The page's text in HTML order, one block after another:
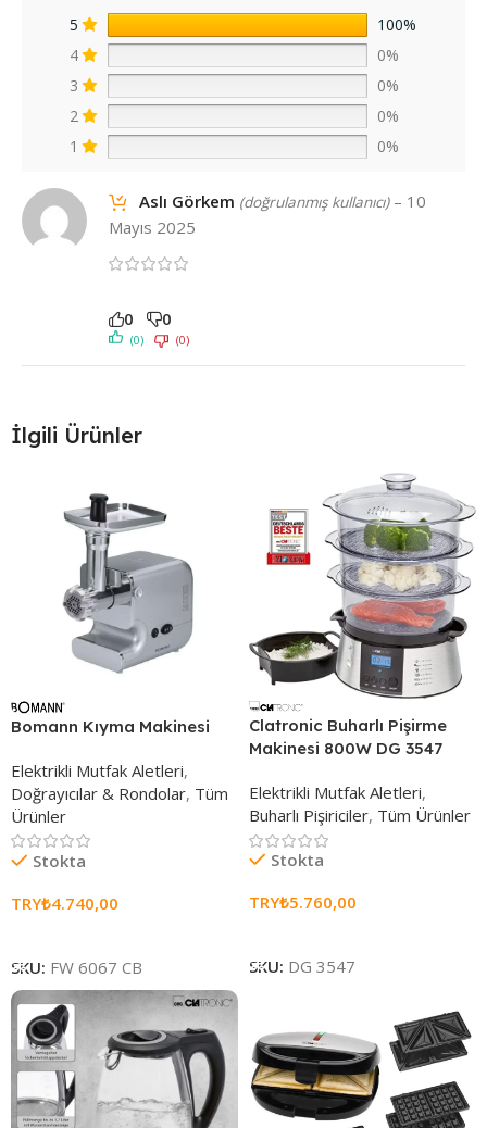
5
100%
4
0%
3
0%
2
0%
1
0%
Aslı Görkem (doğrulanmış kullanıcı) – 10
Mayıs 2025
0 0
(0) (0)
İlgili Ürünler
Bomann Kıyma Makinesi
Elektrikli Mutfak Aletleri,
Doğrayıcılar & Rondolar, Tüm
Ürünler
Stokta
TRY₺4.740,00
SKU: FW 6067 CB
Clatronic Buharlı Pişirme
Makinesi 800W DG 3547
Elektrikli Mutfak Aletleri,
Buharlı Pişiriciler, Tüm Ürünler
Stokta
TRY₺5.760,00
SKU: DG 3547